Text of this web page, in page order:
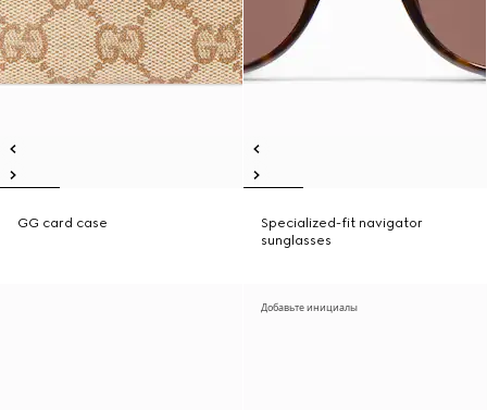
GG card case
Specialized-fit navigator
sunglasses
Добавьте инициалы